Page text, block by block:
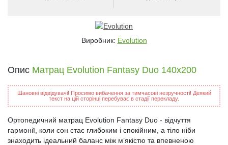
Виробник: Evolution
Опис Матрац Evolution Fantasy Duo 140х200
Шановні відвідувачі! Просимо вибачення за тимчасові незручності! Деякий
текст на цій сторінці перебуває в стадії перекладу.
Ортопедичний матрац Evolution Fantasy Duo - відчуття
гармонії, коли сон стає глибоким і спокійним, а тіло ніби
знаходить ідеальний баланс між м’якістю та впевненою